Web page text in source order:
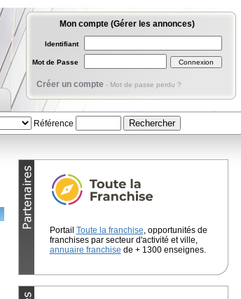
Mon compte (Gérer les annonces)
Identifiant
Mot de Passe
Créer un compte - Mot de passe perdu ?
Référence
Portail Toute la franchise, opportunités de
franchises par secteur d'activité et ville,
annuaire franchise de + 1300 enseignes.